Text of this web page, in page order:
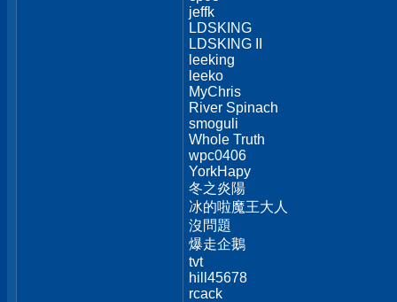
jeffk
LDSKING
LDSKING II
leeking
leeko
MyChris
River Spinach
smoguli
Whole Truth
wpc0406
YorkHapy
冬之炎陽
冰的啦魔王大人
沒問題
爆走企鵝
tvt
hill45678
rcack